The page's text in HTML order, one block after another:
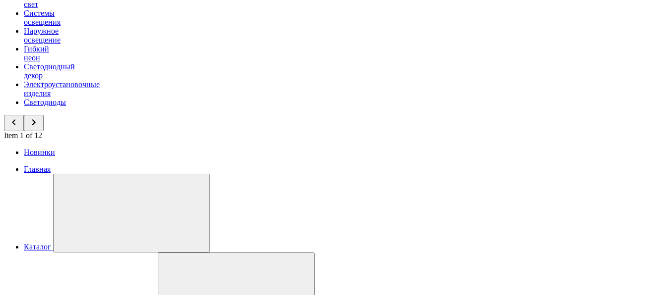
свет
Системы
освещения
Наружное
освещение
Гибкий
неон
Светодиодный
декор
Электроустановочные
изделия
Светодиоды
Item 1 of 12
Новинки
Главная
Каталог